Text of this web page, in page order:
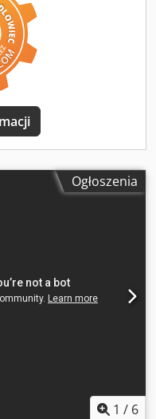
natychmiast -
Ogłoszenia
1 / 6